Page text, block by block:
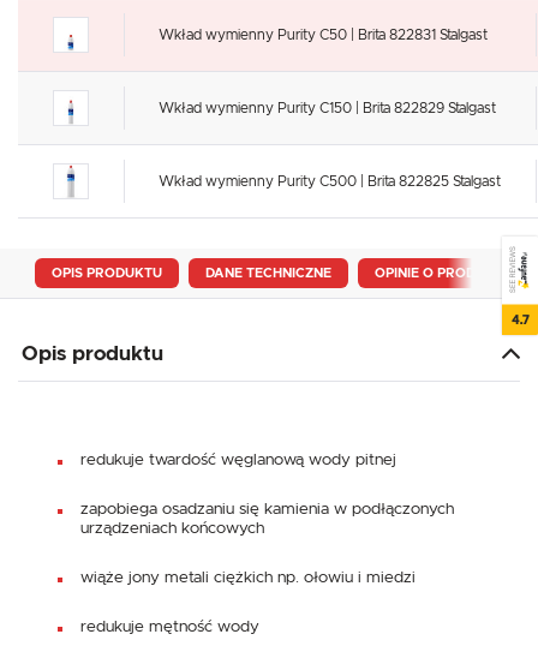
Wkład wymienny Purity C50 | Brita 822831 Stalgast
Wkład wymienny Purity C150 | Brita 822829 Stalgast
Wkład wymienny Purity C500 | Brita 822825 Stalgast
OPIS PRODUKTU DANE TECHNICZNE OPINIE O PRODUKCIE
Opis produktu
redukuje twardość węglanową wody pitnej
zapobiega osadzaniu się kamienia w podłączonych
urządzeniach końcowych
wiąże jony metali ciężkich np. ołowiu i miedzi
redukuje mętność wody
SEE REVIEWS
4.7